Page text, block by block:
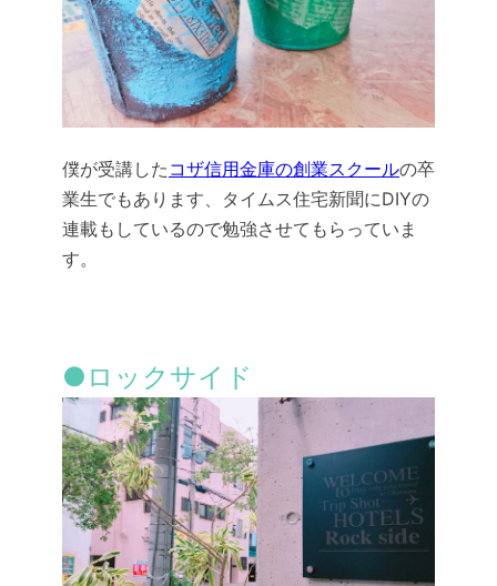
僕が受講した コザ信用金庫の創業スクールの卒
業生でもあります、タイムス住宅新聞にDIYの
連載もしているので勉強させてもらっていま
す。
●ロックサイド